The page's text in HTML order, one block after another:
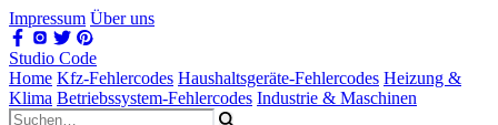
Impressum Über uns
Studio Code
Home Kfz-Fehlercodes Haushaltsgeräte-Fehlercodes Heizung &
Klima Betriebssystem-Fehlercodes Industrie & Maschinen